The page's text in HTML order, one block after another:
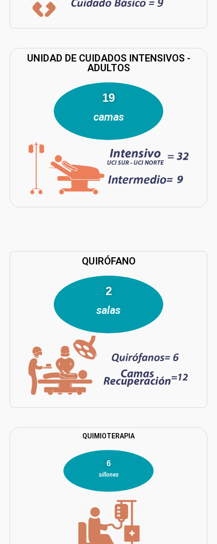
UNIDAD DE CUIDADOS INTENSIVOS -
ADULTOS
28
camas
QUIRÓFANO
4
salas
QUIMIOTERAPIA
9
sillones